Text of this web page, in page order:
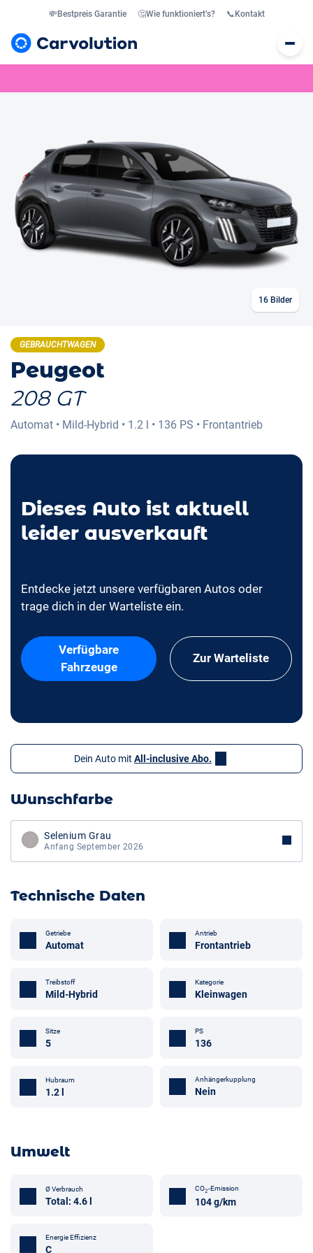
💸Bestpreis Garantie 🤔Wie funktioniert’s? 📞 Kontakt
16 Bilder
GEBRAUCHTWAGEN
Peugeot
208 GT
Automat • Mild-Hybrid • 1.2 l • 136 PS • Frontantrieb
Dieses Auto ist aktuell
leider ausverkauft
Entdecke jetzt unsere verfügbaren Autos oder
trage dich in der Warteliste ein.
Verfügbare
Fahrzeuge
Zur Warteliste
Dein Auto mit All-inclusive Abo.
Wunschfarbe
Selenium Grau
Anfang September 2026
Technische Daten
Getriebe
Automat
Antrieb
Frontantrieb
Treibstoff
Mild-Hybrid
Kategorie
Kleinwagen
Sitze
5
PS
136
Hubraum
1.2 l
Anhängerkupplung
Nein
Umwelt
Ø Verbrauch
Total: 4.6 l
CO2-Emission
104 g/km
Energie Effizienz
C